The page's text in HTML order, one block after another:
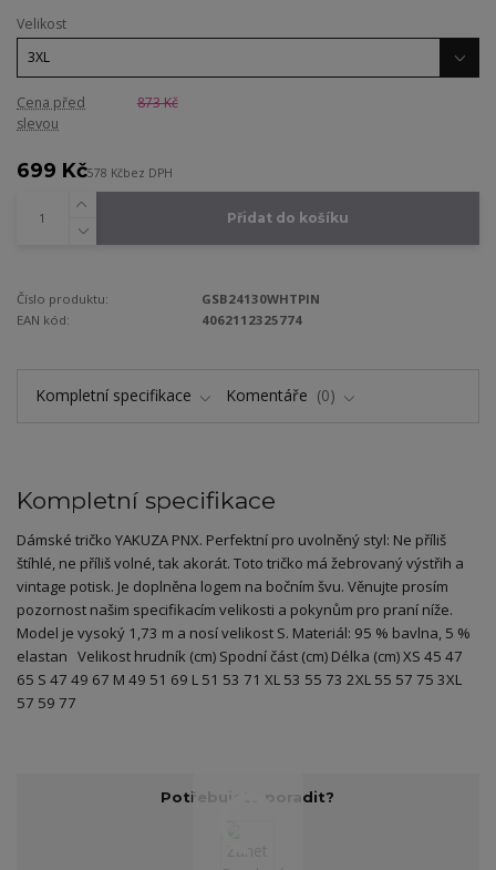
Velikost
Cena před
slevou
873 Kč
699 Kč578 Kčbez DPH
Přidat do košíku
Číslo produktu:
GSB24130WHTPIN
EAN kód:
4062112325774
Kompletní specifikace Komentáře 0
Kompletní specifikace
Dámské tričko YAKUZA PNX. Perfektní pro uvolněný styl: Ne příliš
štíhlé, ne příliš volné, tak akorát. Toto tričko má žebrovaný výstřih a
vintage potisk. Je doplněna logem na bočním švu. Věnujte prosím
pozornost našim specifikacím velikosti a pokynům pro praní níže.
Model je vysoký 1,73 m a nosí velikost S. Materiál: 95 % bavlna, 5 %
elastan Velikost hrudník (cm) Spodní část (cm) Délka (cm) XS 45 47
65 S 47 49 67 M 49 51 69 L 51 53 71 XL 53 55 73 2XL 55 57 75 3XL
57 59 77
Potřebujete poradit?